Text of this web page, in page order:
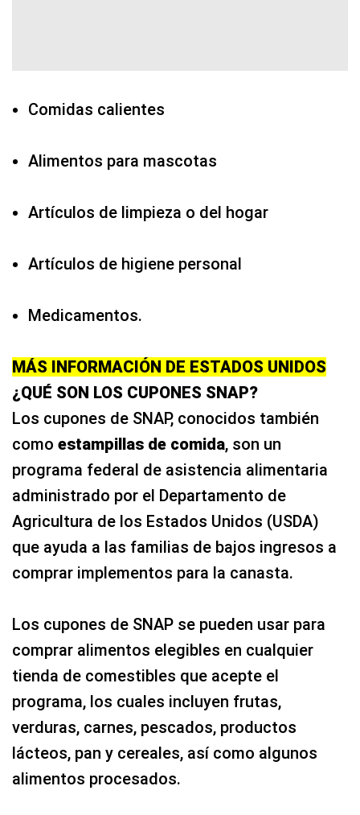
Comidas calientes
Alimentos para mascotas
Artículos de limpieza o del hogar
Artículos de higiene personal
Medicamentos.
MÁS INFORMACIÓN DE ESTADOS UNIDOS
¿QUÉ SON LOS CUPONES SNAP?
Los cupones de SNAP, conocidos también
como estampillas de comida, son un
programa federal de asistencia alimentaria
administrado por el Departamento de
Agricultura de los Estados Unidos (USDA)
que ayuda a las familias de bajos ingresos a
comprar implementos para la canasta.
Los cupones de SNAP se pueden usar para
comprar alimentos elegibles en cualquier
tienda de comestibles que acepte el
programa, los cuales incluyen frutas,
verduras, carnes, pescados, productos
lácteos, pan y cereales, así como algunos
alimentos procesados.